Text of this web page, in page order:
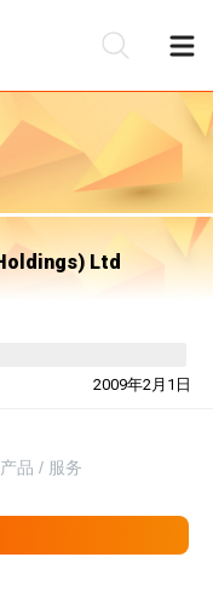
Ltd
2009年2月1日
产品 / 服务